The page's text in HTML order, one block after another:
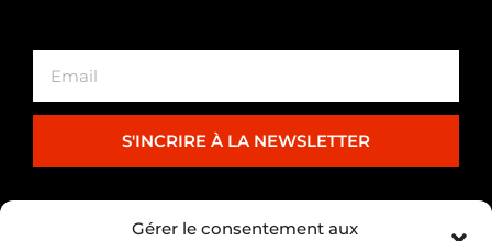
Gérer le consentement aux
S'INCRIRE À LA NEWSLETTER
PARTENARIAT